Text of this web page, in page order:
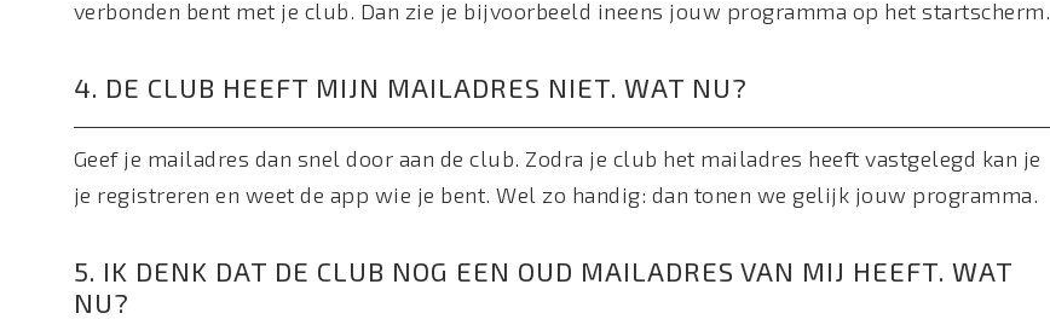
verbonden bent met je club. Dan zie je bijvoorbeeld ineens jouw programma op het startscherm.
4. DE CLUB HEEFT MIJN MAILADRES NIET. WAT NU?
Geef je mailadres dan snel door aan de club. Zodra je club het mailadres heeft vastgelegd kan je
je registreren en weet de app wie je bent. Wel zo handig: dan tonen we gelijk jouw programma.
5. IK DENK DAT DE CLUB NOG EEN OUD MAILADRES VAN MIJ HEEFT. WAT
NU?